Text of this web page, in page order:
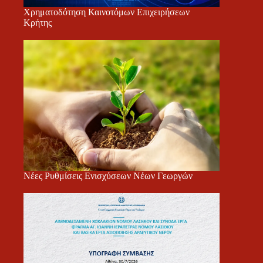
Χρηματοδότηση Καινοτόμων Επιχειρήσεων
Κρήτης
Νέες Ρυθμίσεις Ενισχύσεων Νέων Γεωργών